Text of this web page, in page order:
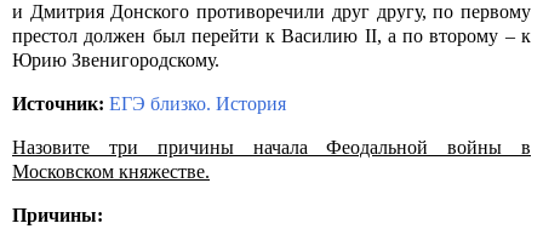
и Дмитрия Донского противоречили друг другу, по первому
престол должен был перейти к Василию II, а по второму – к
Юрию Звенигородскому.
Источник: ЕГЭ близко. История
Назовите три причины начала Феодальной войны в
Московском княжестве.
Причины: